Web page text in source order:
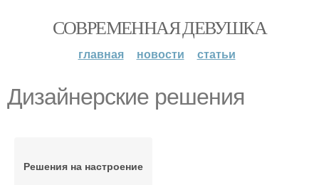
СОВРЕМЕННАЯ ДЕВУШКА
главная новости статьи
Дизайнерские решения
Решения на настроение